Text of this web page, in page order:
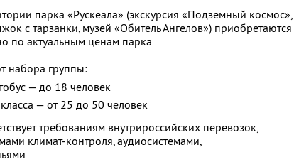
парка «Рускеала» (экскурсия «Подземный космос»,
с тарзанки, музей «Обитель Ангелов») приобретаются
по актуальным ценам парка
набора группы:
— до 18 человек
класса — от 25 до 50 человек
требованиям внутрироссийских перевозок,
климат-контроля, аудиосистемами,